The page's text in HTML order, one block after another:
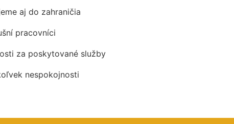
aj do zahraničia
pracovníci
za poskytované služby
nespokojnosti